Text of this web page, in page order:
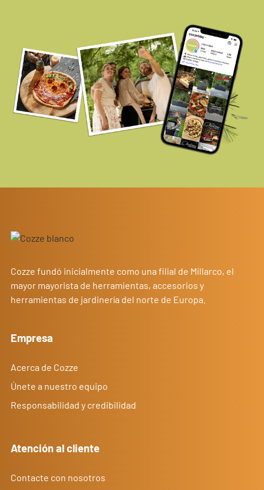
Cozze fundó inicialmente como una filial de Millarco, el
mayor mayorista de herramientas, accesorios y
herramientas de jardinería del norte de Europa.
Empresa
Acerca de Cozze
Únete a nuestro equipo
Responsabilidad y credibilidad
Atención al cliente
Contacte con nosotros